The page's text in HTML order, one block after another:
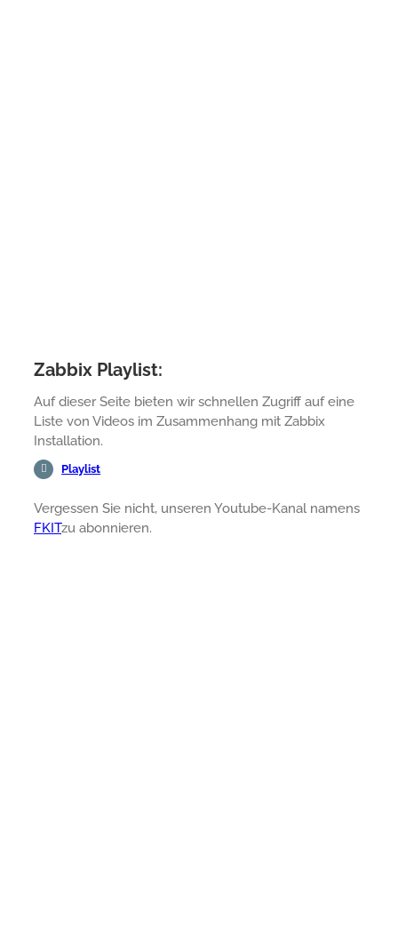
Zabbix Playlist:
Auf dieser Seite bieten wir schnellen Zugriff auf eine
Liste von Videos im Zusammenhang mit Zabbix
Installation.
Playlist
Vergessen Sie nicht, unseren Youtube-Kanal namens
FKITzu abonnieren.